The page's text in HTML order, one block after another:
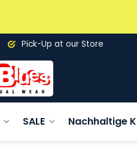
Pick-Up at our Store
SALE Nachhaltige